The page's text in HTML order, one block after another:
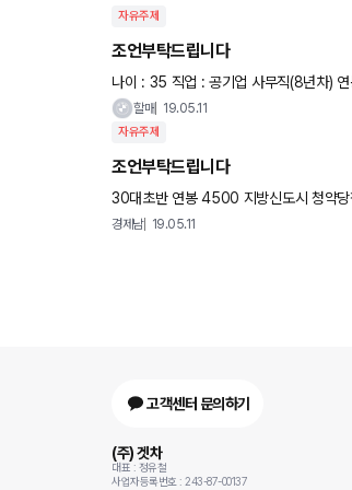
자유주제
조언부탁드립니다
나이 : 35 직업 : 공기업 사무직(8년차) 연봉 : 세전 6200(18년 연말정산 기준) 금융자산 : 2억여원(현금) 결혼여부 : 미혼(여자친구 없
음) 주거지 : 서울, 빌라전세(3억
할매 19.05.11
자유주제
조언부탁드립니다
30대초반 연봉 4500 지방신도시 청약당
략4천 스마트할부로 520d 빠꾸없이 굴려
경제남 19.05.11
고객센터 문의하기
(주) 겟차
대표 : 정유철
사업자등록번호 : 243-87-00137